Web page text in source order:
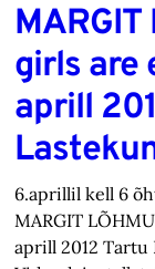
MARGIT
girls are
aprill
6.aprillil kell 6
MARGIT
aprill 2012